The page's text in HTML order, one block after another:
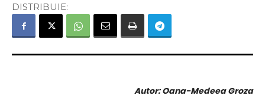
DISTRIBUIE:
Autor: Oana-Medeea Groza